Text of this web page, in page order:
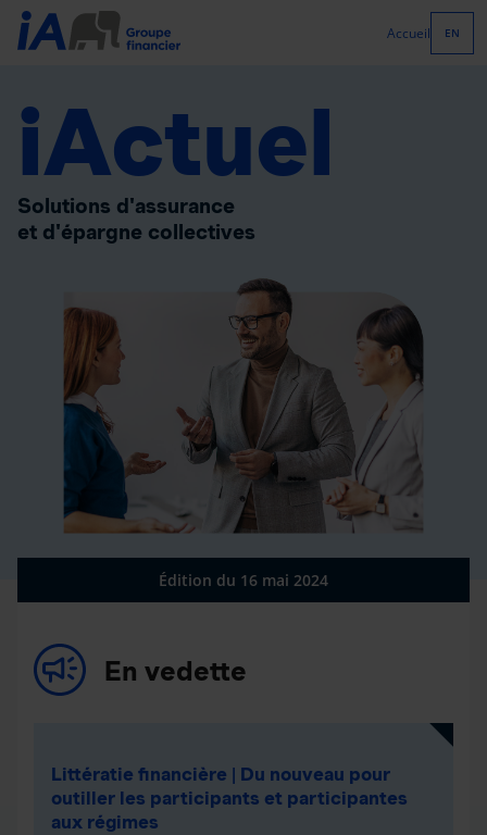
Accueil EN
iActuel
Solutions d'assurance
et d'épargne collectives
Édition du 16 mai 2024
En vedette
Littératie financière | Du nouveau pour
outiller les participants et participantes
aux régimes